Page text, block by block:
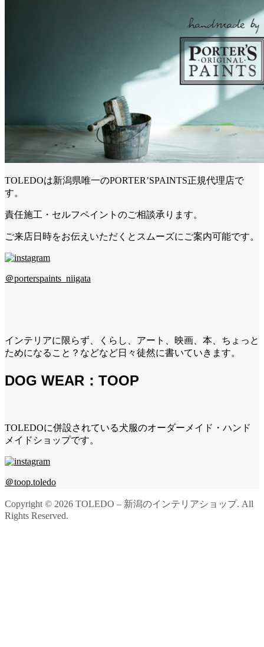
TOLEDOは新潟県唯一のPORTER’SPAINTS正規代理店で
す。
責任施工・セルフペイントのご相談承ります。
ご来店日時をお伝えいただくとスムーズにご案内可能です。
＠porterspaints_niigata
インテリアに限らず、くらし、アート、映画、本、ちょっと
ためになること？などなど日々徒然に書いていきます。
DOG WEAR：TOOP
TOLEDOに併設されている犬服のオーダーメイド・ハンド
メイドショップです。
＠toop.toledo
Copyright © 2026 TOLEDO – 新潟のインテリアショップ. All
Rights Reserved.